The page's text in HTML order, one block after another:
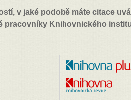
v jaké podobě máte citace
pracovníky Knihovnického